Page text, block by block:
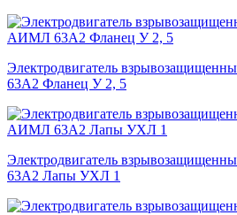
Электродвигатель
63А2 Фланец У 2, 5
Электродвигатель
63А2 Лапы УХЛ 1